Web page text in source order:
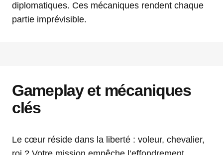
diplomatiques. Ces mécaniques rendent chaque
partie imprévisible.
Gameplay et mécaniques
clés
Le cœur réside dans la liberté : voleur, chevalier,